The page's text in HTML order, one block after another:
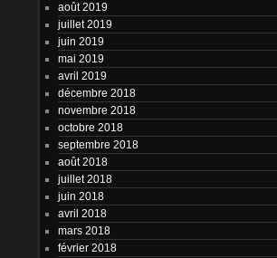
août 2019
juillet 2019
juin 2019
mai 2019
avril 2019
décembre 2018
novembre 2018
octobre 2018
septembre 2018
août 2018
juillet 2018
juin 2018
avril 2018
mars 2018
février 2018